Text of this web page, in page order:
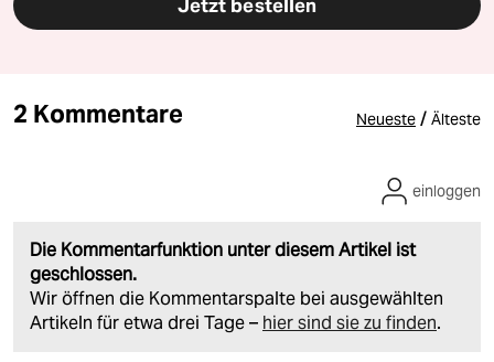
Jetzt bestellen
2 Kommentare Neueste / Älteste
Die Kommentarfunktion unter diesem Artikel ist
geschlossen.
Wir öffnen die Kommentarspalte bei ausgewählten
Artikeln für etwa drei Tage – hier sind sie zu finden.
einloggen